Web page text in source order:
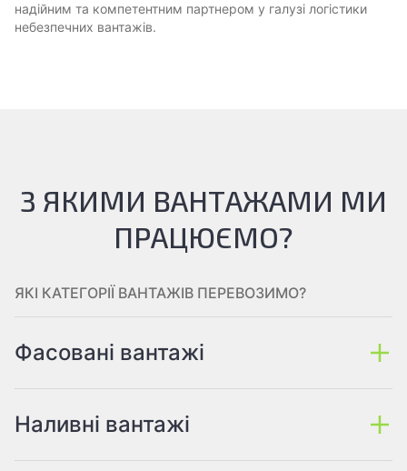
надійним та компетентним партнером у галузі логістики
небезпечних вантажів.
З ЯКИМИ ВАНТАЖАМИ МИ
ПРАЦЮЄМО?
ЯКІ КАТЕГОРІЇ ВАНТАЖІВ ПЕРЕВОЗИМО?
Фасовані вантажі
Наливні вантажі